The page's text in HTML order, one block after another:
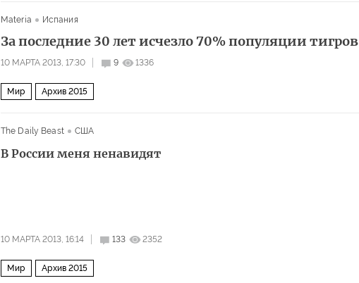
Materia Испания
За последние 30 лет исчезло 70% популяции тигров
10 МАРТА 2013, 17:30 9 1336
Мир Архив 2015
The Daily Beast США
В России меня ненавидят
10 МАРТА 2013, 16:14 133 2352
Мир Архив 2015